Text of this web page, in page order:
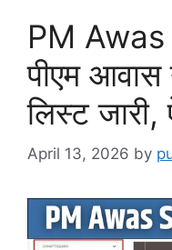
PM
पीएम आवास
लिस्ट
April 13, 2026 by